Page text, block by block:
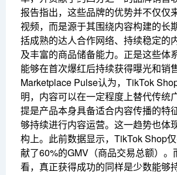
报告指出，这些品牌的优势并不仅仅
视频，而是源于其围绕内容构建的长
括成熟的达人合作网络、持续稳定的
及丰富的商品储备能力。正是这些体
能够在首次爆红后持续获得曝光和销
Marketplace Pulse认为，TikTok
明，内容可以在一定程度上替代传统
提是产品本身具备适合内容传播的特
够持续进行内容运营。这一趋势也体
构上。此前数据显示，TikTok Shop
献了60%的GMV（商品交易总额）。
看，真正获得成功的同样是少数能够